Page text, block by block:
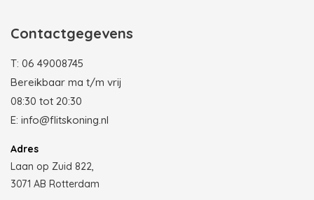
Contactgegevens
T: 06 49008745
Bereikbaar ma t/m vrij
08:30 tot 20:30
E: info@flitskoning.nl
Adres
Laan op Zuid 822,
3071 AB Rotterdam